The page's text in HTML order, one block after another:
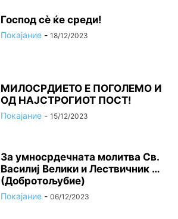
Господ сѐ ќе среди!
Покајание - 18/12/2023
МИЛОСРДИЕТО Е ПОГОЛЕМО И
ОД НАЈСТРОГИОТ ПОСТ!
Покајание - 15/12/2023
За умносрдечната молитва Св.
Василиј Велики и Лествичник …
(Добротољубие)
Покајание - 06/12/2023